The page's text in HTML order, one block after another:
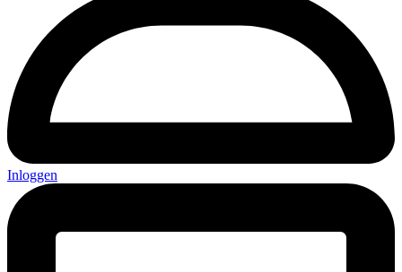
Inloggen